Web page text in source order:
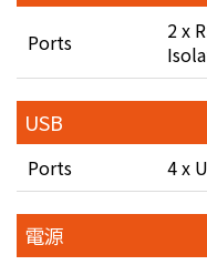
Ports
2 x
USB
Ports 4 x
電源